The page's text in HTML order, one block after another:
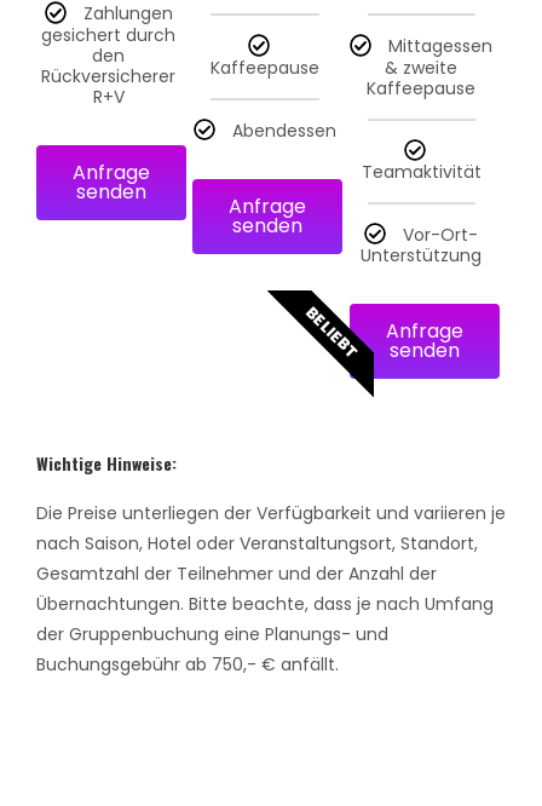
Zahlungen
gesichert durch
den
Rückversicherer
R+V
Anfrage
senden
Kaffeepause
Abendessen
Anfrage
senden
BELIEBT
Mittagessen
& zweite
Kaffeepause
Teamaktivität
Vor-Ort-
Unterstützung
Anfrage
senden
Wichtige Hinweise:
Die Preise unterliegen der Verfügbarkeit und variieren je
nach Saison, Hotel oder Veranstaltungsort, Standort,
Gesamtzahl der Teilnehmer und der Anzahl der
Übernachtungen. Bitte beachte, dass je nach Umfang
der Gruppenbuchung eine Planungs- und
Buchungsgebühr ab 750,- € anfällt.